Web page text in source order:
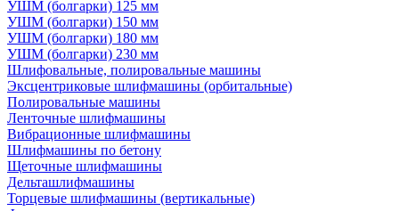
УШМ (болгарки) 125 мм
УШМ (болгарки) 150 мм
УШМ (болгарки) 180 мм
УШМ (болгарки) 230 мм
Шлифовальные, полировальные машины
Эксцентриковые шлифмашины (орбитальные)
Полировальные машины
Ленточные шлифмашины
Вибрационные шлифмашины
Шлифмашины по бетону
Щеточные шлифмашины
Дельташлифмашины
Торцевые шлифмашины (вертикальные)